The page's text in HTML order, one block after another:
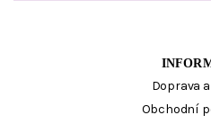
Doprava
Obchodní